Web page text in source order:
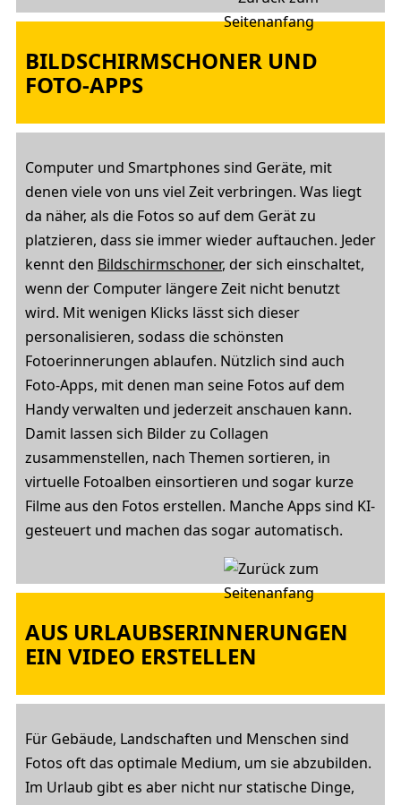
BILDSCHIRMSCHONER UND
FOTO-APPS
Computer und Smartphones sind Geräte, mit
denen viele von uns viel Zeit verbringen. Was liegt
da näher, als die Fotos so auf dem Gerät zu
platzieren, dass sie immer wieder auftauchen. Jeder
kennt den Bildschirmschoner, der sich einschaltet,
wenn der Computer längere Zeit nicht benutzt
wird. Mit wenigen Klicks lässt sich dieser
personalisieren, sodass die schönsten
Fotoerinnerungen ablaufen. Nützlich sind auch
Foto-Apps, mit denen man seine Fotos auf dem
Handy verwalten und jederzeit anschauen kann.
Damit lassen sich Bilder zu Collagen
zusammenstellen, nach Themen sortieren, in
virtuelle Fotoalben einsortieren und sogar kurze
Filme aus den Fotos erstellen. Manche Apps sind KI-
gesteuert und machen das sogar automatisch.
AUS URLAUBSERINNERUNGEN
EIN VIDEO ERSTELLEN
Für Gebäude, Landschaften und Menschen sind
Fotos oft das optimale Medium, um sie abzubilden.
Im Urlaub gibt es aber nicht nur statische Dinge,